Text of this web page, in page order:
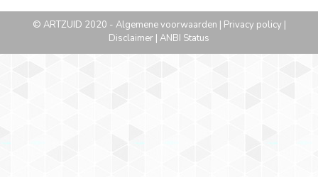
© ARTZUID 2020 - Algemene voorwaarden | Privacy policy |
Disclaimer | ANBI Status